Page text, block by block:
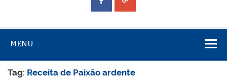
MENU
Tag: Receita de Paixão ardente